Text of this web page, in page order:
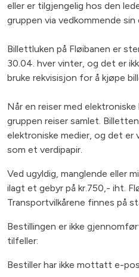
eller er tilgjengelig hos den
gruppen via vedkommende
Billettluken på Fløibanen er
30.04. hver vinter, og det er
bruke rekvisisjon for å kjøpe
Når en reiser med
gruppen reiser samlet.
elektroniske medier, og det er
som et verdipapir.
Ved ugyldig, manglende eller
ilagt et gebyr på kr.750,- iht.
Transportvilkårene finnes på
Bestillingen er ikke
tilfeller:
Bestiller har ikke mottatt e-